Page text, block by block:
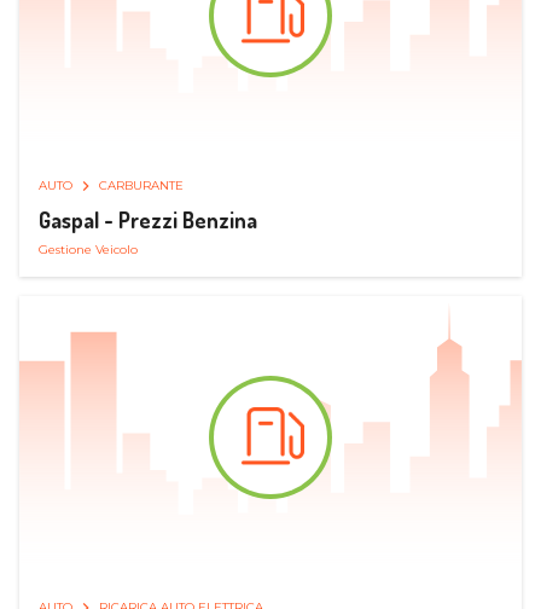
AUTO CARBURANTE
Gaspal - Prezzi Benzina
Gestione Veicolo